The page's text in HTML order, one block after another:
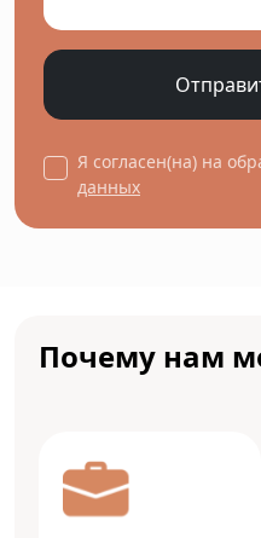
Я согласен(на) на
данных
Почему нам